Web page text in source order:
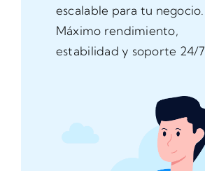
escalable para tu negocio.
Máximo rendimiento,
estabilidad y soporte 24/7